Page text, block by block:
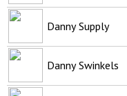
Danny Supply
Danny Swinkels